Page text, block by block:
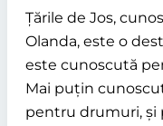
Țările de Jos,
Olanda, este o
este cunoscută
Mai puțin
pentru drumuri, și